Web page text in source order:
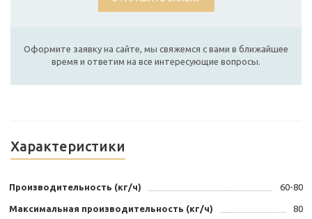
Оформите заявку на сайте, мы свяжемся с вами в ближайшее
время и ответим на все интересующие вопросы.
Характеристики
Производительность (кг/ч) 60-80
Максимальная производительность (кг/ч) 80